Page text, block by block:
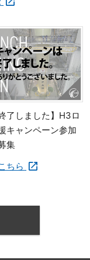
了しました】H3ロ
キャンペーン参加
集
ちら